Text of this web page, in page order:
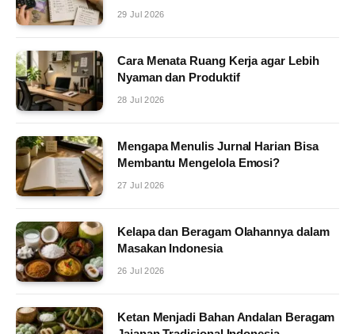
29 Jul 2026
Cara Menata Ruang Kerja agar Lebih
Nyaman dan Produktif
28 Jul 2026
Mengapa Menulis Jurnal Harian Bisa
Membantu Mengelola Emosi?
27 Jul 2026
Kelapa dan Beragam Olahannya dalam
Masakan Indonesia
26 Jul 2026
Ketan Menjadi Bahan Andalan Beragam